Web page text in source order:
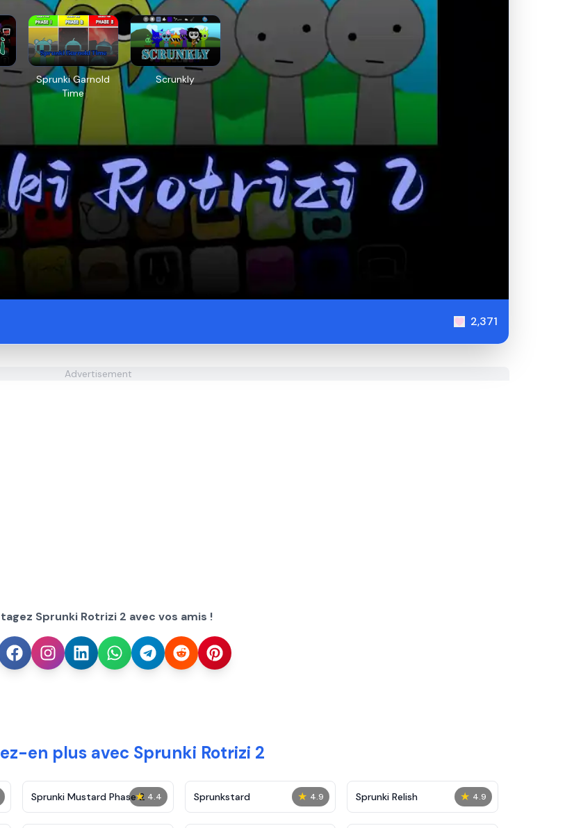
Sprunki Garnold
Time
Scrunkly
2,371
Advertisement
Sprunki Rotrizi 2 avec vos amis !
en plus avec Sprunki Rotrizi 2
★ 4.4
Sprunki Mustard Phase 2 ★ 4.9
Sprunkstard ★ 4.9
Sprunki Relish